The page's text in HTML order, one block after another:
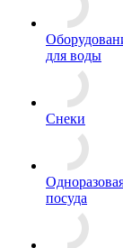
для воды
Снеки
посуда